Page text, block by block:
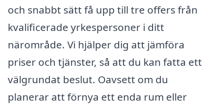
och snabbt sätt få upp till tre offers från
kvalificerade yrkespersoner i ditt
närområde. Vi hjälper dig att jämföra
priser och tjänster, så att du kan fatta ett
välgrundat beslut. Oavsett om du
planerar att förnya ett enda rum eller